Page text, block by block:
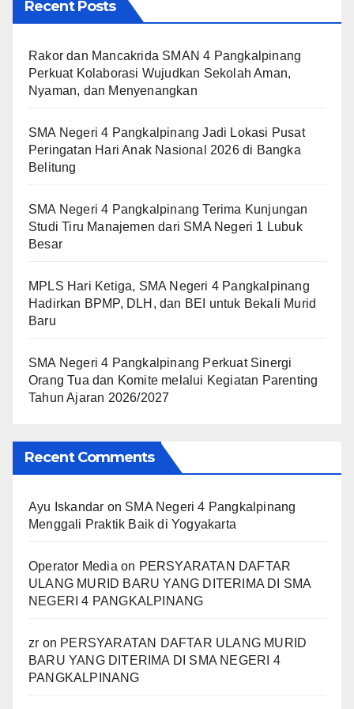
Recent Posts
Rakor dan Mancakrida SMAN 4 Pangkalpinang
Perkuat Kolaborasi Wujudkan Sekolah Aman,
Nyaman, dan Menyenangkan
SMA Negeri 4 Pangkalpinang Jadi Lokasi Pusat
Peringatan Hari Anak Nasional 2026 di Bangka
Belitung
SMA Negeri 4 Pangkalpinang Terima Kunjungan
Studi Tiru Manajemen dari SMA Negeri 1 Lubuk
Besar
MPLS Hari Ketiga, SMA Negeri 4 Pangkalpinang
Hadirkan BPMP, DLH, dan BEI untuk Bekali Murid
Baru
SMA Negeri 4 Pangkalpinang Perkuat Sinergi
Orang Tua dan Komite melalui Kegiatan Parenting
Tahun Ajaran 2026/2027
Recent Comments
Ayu Iskandar on SMA Negeri 4 Pangkalpinang
Menggali Praktik Baik di Yogyakarta
Operator Mediaon PERSYARATAN DAFTAR
ULANG MURID BARU YANG DITERIMA DI SMA
NEGERI 4 PANGKALPINANG
zr on PERSYARATAN DAFTAR ULANG MURID
BARU YANG DITERIMA DI SMA NEGERI 4
PANGKALPINANG